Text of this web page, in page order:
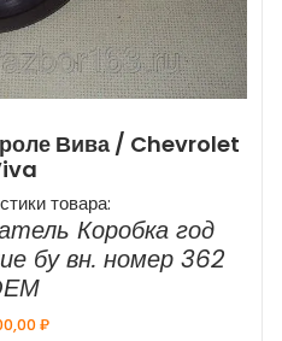
Вива / Chevrolet
товара:
Коробка год
бу вн. номер 362
₽